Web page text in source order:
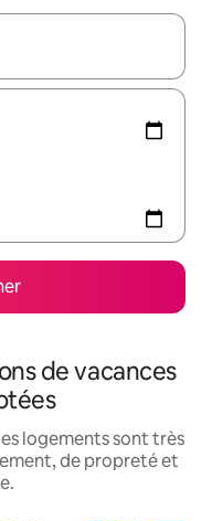
les flèches vers le
de vacances
logements sont très
de propreté et